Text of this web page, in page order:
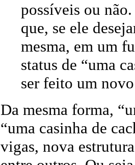
possíveis ou
que, se ele
mesma, em um
status de “uma
ser feito um
Da mesma forma,
“uma casinha de
vigas, nova